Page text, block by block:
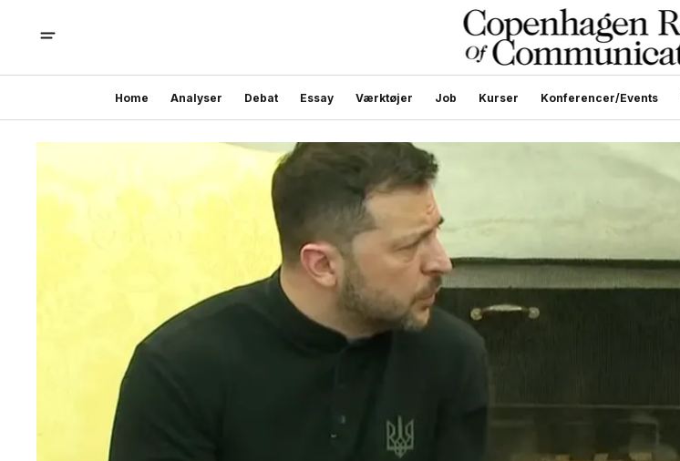
Home Analyser Debat Essay Værktøjer Job Kurser Konferencer/Events